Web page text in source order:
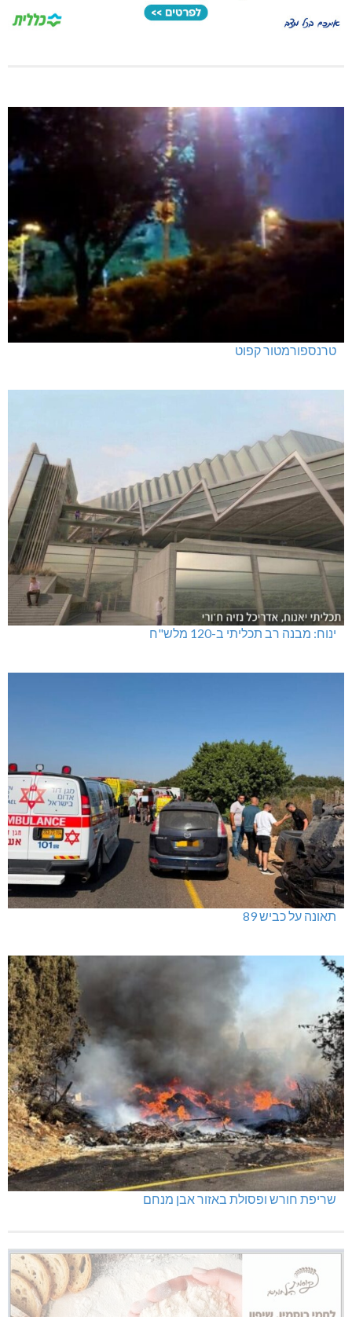
טרנספורמטור קפוט
ינוח: מבנה רב תכליתי ב-120 מלש"ח
תאונה על כביש 89
שריפת חורש ופסולת באזור אבן מנחם